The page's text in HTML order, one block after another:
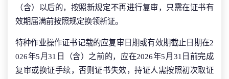
（含）以后的，按照新规定不再进行复审，只需在证书有
效期届满前按照规定换领新证。
特种作业操作证书记载的应复审日期或有效期截止日期在2
026年5月31日（含）之前的，应在2026年5月31日前完成
复审或换证手续，否则证书失效，持证人需按照初次取证